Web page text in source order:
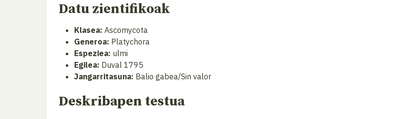
Datu zientifikoak
Klasea: Ascomycota
Generoa: Platychora
Espeziea: ulmi
Egilea: Duval 1795
Jangarritasuna: Balio gabea/Sin valor
Deskribapen testua